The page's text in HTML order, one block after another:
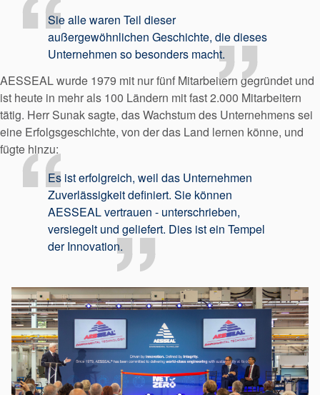
Standorte
Neuigkeiten
Sie alle waren Teil dieser
außergewöhnlichen Geschichte, die dieses
Unternehmen so besonders macht.
AESSEAL wurde 1979 mit nur fünf Mitarbeitern gegründet und
ist heute in mehr als 100 Ländern mit fast 2.000 Mitarbeitern
tätig. Herr Sunak sagte, das Wachstum des Unternehmens sei
eine Erfolgsgeschichte, von der das Land lernen könne, und
fügte hinzu:
Es ist erfolgreich, weil das Unternehmen
Zuverlässigkeit definiert. Sie können
AESSEAL vertrauen - unterschrieben,
versiegelt und geliefert. Dies ist ein Tempel
der Innovation.